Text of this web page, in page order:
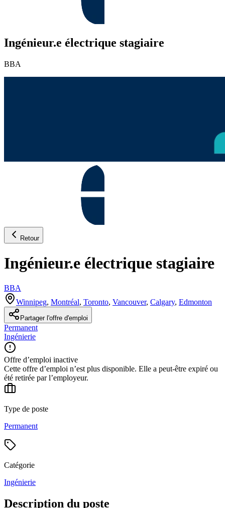
Ingénieur.e électrique stagiaire
BBA
Retour
Ingénieur.e électrique stagiaire
BBA
Winnipeg, Montréal, Toronto, Vancouver, Calgary, Edmonton
Partager l'offre d'emploi
Permanent
Ingénierie
Offre d’emploi inactive
Cette offre d’emploi n’est plus disponible. Elle a peut-être expiré ou
été retirée par l’employeur.
Type de poste
Permanent
Catégorie
Ingénierie
Description du poste